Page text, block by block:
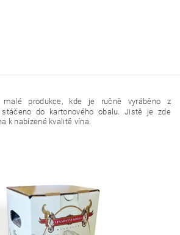
produkce, kde je ručně vyráběno z
do kartonového obalu. Jistě je zde
k nabízené kvalitě vína.